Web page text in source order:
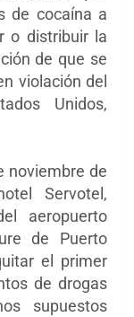
de cocaína a
o distribuir la
de que se
violación del
Unidos,
noviembre de
Servotel,
aeropuerto
de Puerto
el primer
de drogas
supuestos